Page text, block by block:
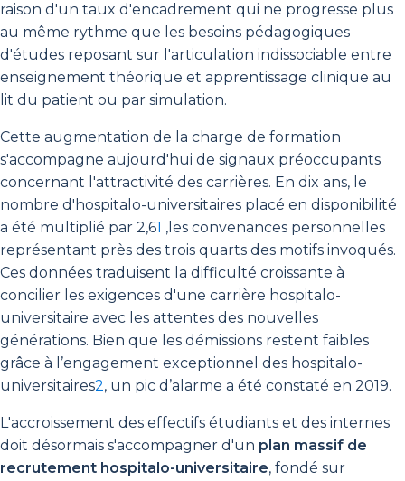
raison d'un taux d'encadrement qui ne progresse plus
au même rythme que les besoins pédagogiques
d'études reposant sur l'articulation indissociable entre
enseignement théorique et apprentissage clinique au
lit du patient ou par simulation.
Cette augmentation de la charge de formation
s'accompagne aujourd'hui de signaux préoccupants
concernant l'attractivité des carrières. En dix ans, le
nombre d'hospitalo-universitaires placé en disponibilité
a été multiplié par 2,61 ,les convenances personnelles
représentant près des trois quarts des motifs invoqués.
Ces données traduisent la difficulté croissante à
concilier les exigences d'une carrière hospitalo-
universitaire avec les attentes des nouvelles
générations. Bien que les démissions restent faibles
grâce à l’engagement exceptionnel des hospitalo-
universitaires2, un pic d’alarme a été constaté en 2019.
L'accroissement des effectifs étudiants et des internes
doit désormais s'accompagner d'un plan massif de
recrutement hospitalo-universitaire, fondé sur